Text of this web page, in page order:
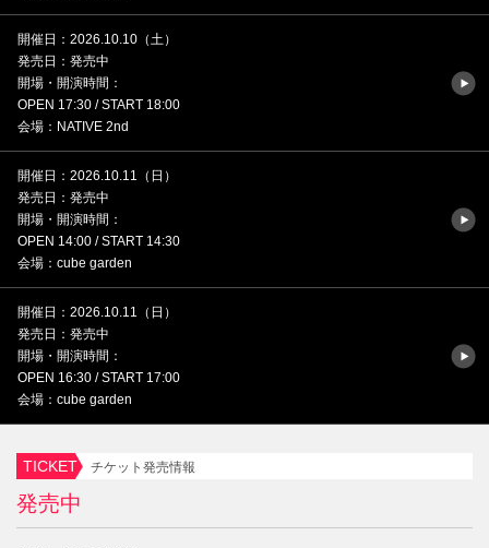
開催日：2026.10.10（土）
発売日：発売中
開場・開演時間：
OPEN 17:30 / START 18:00
会場：NATIVE 2nd
開催日：2026.10.11（日）
発売日：発売中
開場・開演時間：
OPEN 14:00 / START 14:30
会場：cube garden
開催日：2026.10.11（日）
発売日：発売中
開場・開演時間：
OPEN 16:30 / START 17:00
会場：cube garden
TICKET チケット発売情報
発売中